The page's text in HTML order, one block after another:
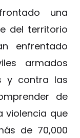
una
del territorio
enfrentado
armados
y contra las
de
violencia que
de 70,000